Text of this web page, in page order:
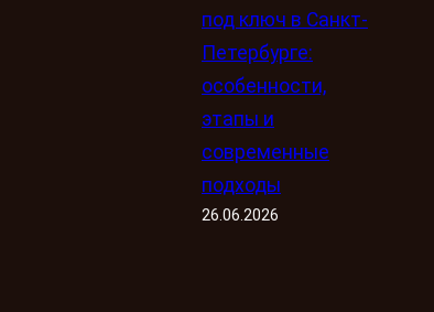
под ключ в Санкт-
Петербурге:
особенности,
этапы и
современные
подходы
26.06.2026